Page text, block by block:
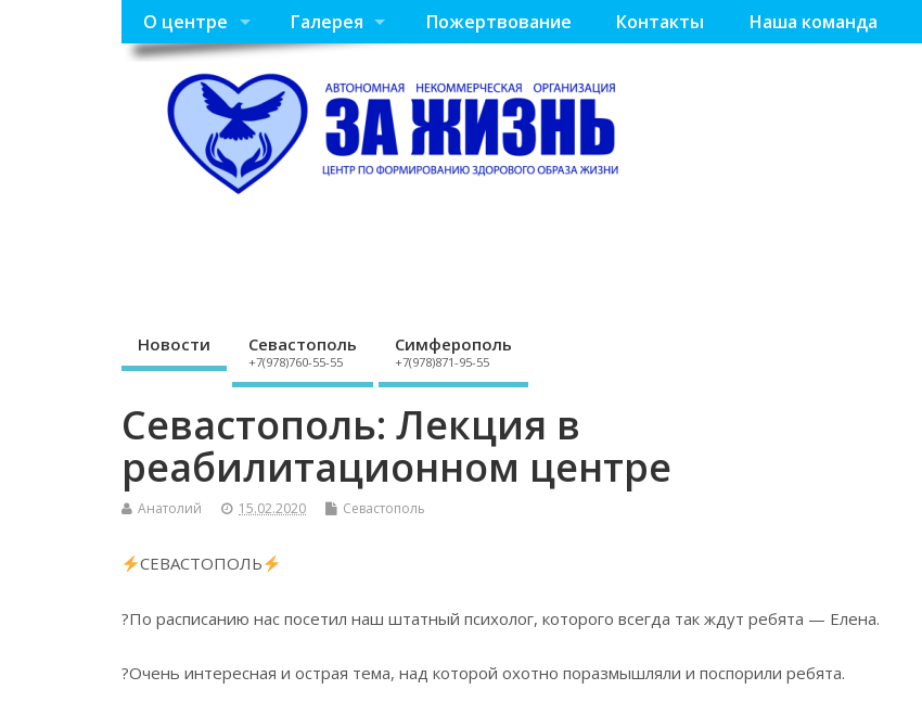
О центре Галерея Пожертвование Контакты Наша команда
Новости Севастополь
+7(978)760-55-55
Симферополь
+7(978)871-95-55
Севастополь: Лекция в
реабилитационном центре
Анатолий 15.02.2020 Севастополь
СЕВАСТОПОЛЬ
?По расписанию нас посетил наш штатный психолог, которого всегда так ждут ребята — Елена.
?Очень интересная и острая тема, над которой охотно поразмышляли и поспорили ребята.